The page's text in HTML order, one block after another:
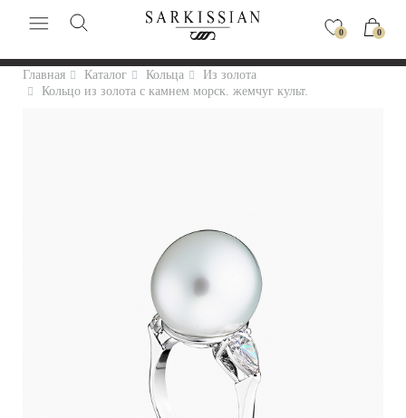
0 0
Главная Каталог Кольца
Из золота
Кольцо из золота с камнем морск. жемчуг культ.